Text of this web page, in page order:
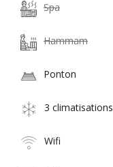
Spa
Hammam
Ponton
3 climatisations
Wifi